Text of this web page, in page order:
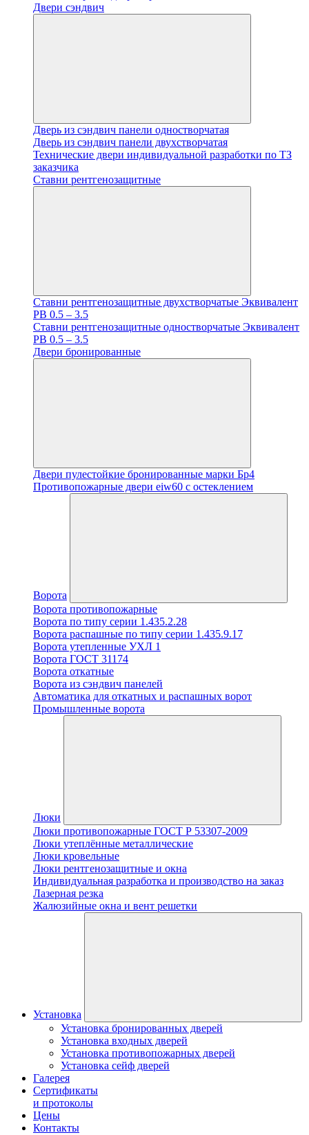
Двери сэндвич
Дверь из сэндвич панели одностворчатая
Дверь из сэндвич панели двухстворчатая
Технические двери индивидуальной разработки по ТЗ
заказчика
Ставни рентгенозащитные
Ставни рентгенозащитные двухстворчатые Эквивалент
PB 0.5 – 3.5
Ставни рентгенозащитные одностворчатые Эквивалент
PB 0.5 – 3.5
Двери бронированные
Двери пулестойкие бронированные марки Бр4
Противопожарные двери eiw60 с остеклением
Ворота
Ворота противопожарные
Ворота по типу серии 1.435.2.28
Ворота распашные по типу серии 1.435.9.17
Ворота утепленные УХЛ 1
Ворота ГОСТ 31174
Ворота откатные
Ворота из сэндвич панелей
Автоматика для откатных и распашных ворот
Промышленные ворота
Люки
Люки противопожарные ГОСТ Р 53307-2009
Люки утеплённые металлические
Люки кровельные
Люки рентгенозащитные и окна
Индивидуальная разработка и производство на заказ
Лазерная резка
Жалюзийные окна и вент решетки
Установка
Установка бронированных дверей
Установка входных дверей
Установка противопожарных дверей
Установка сейф дверей
Галерея
Сертификаты
и протоколы
Цены
Контакты